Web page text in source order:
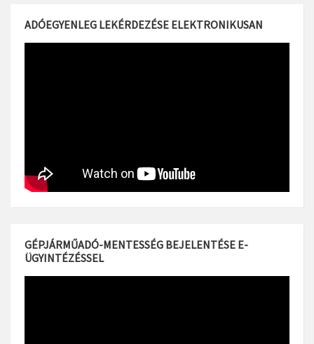
ADÓEGYENLEG LEKÉRDEZÉSE ELEKTRONIKUSAN
GÉPJÁRMŰADÓ-MENTESSÉG BEJELENTÉSE E-
ÜGYINTÉZÉSSEL